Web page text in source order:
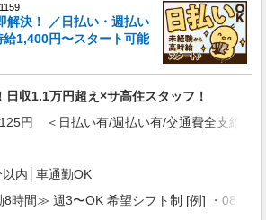
垣市＊。日払可
時給1500円〜2125円 ＜日払い有/週払い有/交
全支給(ガソリン代含む)＞
1992404
大垣駅/日払いOK
解決！ ／日払い・週払い
1,400円〜スタート可能
日収1.1万円超え×サ高住スタッフ！
円 ＜日払い有/週払い有/交通費全支給(ガ
内│車通勤OK
時間≫ 週3〜OK 希望シフト制 [例] ・